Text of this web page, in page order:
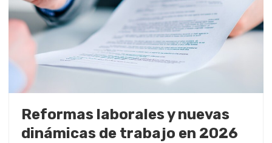
Reformas laborales y nuevas
dinámicas de trabajo en 2026